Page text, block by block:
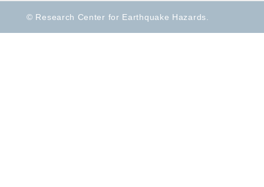
© Research Center for Earthquake Hazards.